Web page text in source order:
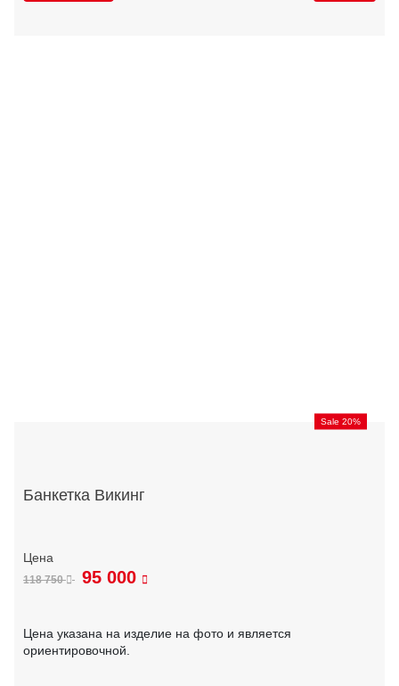
Sale 20%
Банкетка Викинг
118 750 95 000
Цена указана на изделие на фото и является
ориентировочной.